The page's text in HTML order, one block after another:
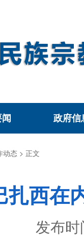
政府信
动态 > 正文
扎西在
发布